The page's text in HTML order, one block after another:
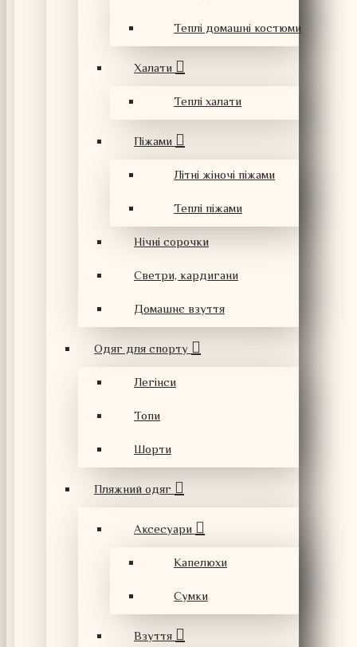
Теплі домашні костюми
Халати
Теплі халати
Піжами
Літні жіночі піжами
Теплі піжами
Нічні сорочки
Светри, кардигани
Домашнє взуття
Одяг для спорту
Легінси
Топи
Шорти
Пляжний одяг
Аксесуари
Капелюхи
Сумки
Взуття